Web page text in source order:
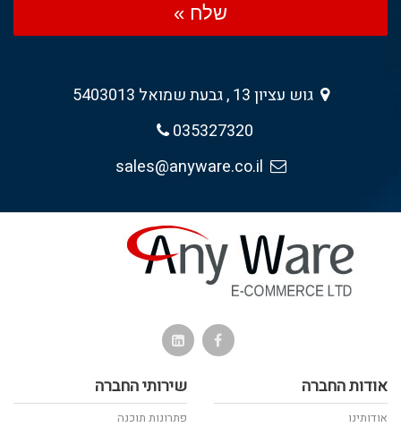
שלח »
גוש עציון 13 , גבעת שמואל 5403013
035327320
אודות החברה
אודותינו
שירותי החברה
פתרונות תוכנה